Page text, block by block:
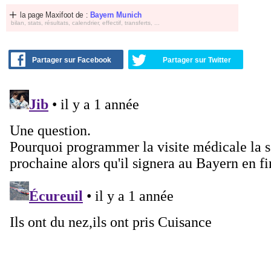
la page Maxifoot de : Bayern Munich
bilan, stats, résultats, calendrier, effectif, transferts, ...
Partager sur Facebook Partager sur Twitter